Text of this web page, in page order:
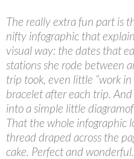
The really extra fun part is
nifty infographic that
visual way: the dates that
stations she rode between
trip took, even little “work in
bracelet after each trip.
into a simple little diagramof
That the whole infographic
thread draped across the
cake. Perfect and wonderful.